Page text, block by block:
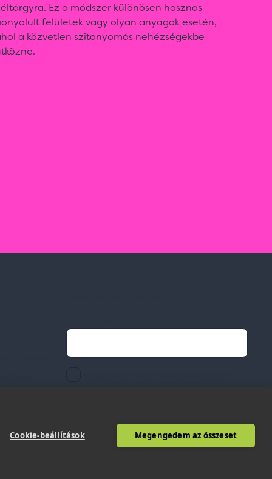
Cookie-beállítások Megengedem az összeset
Ez a módszer különösen hasznos
felületek vagy olyan anyagok esetén,
a közvetlen szitanyomás nehézségekbe